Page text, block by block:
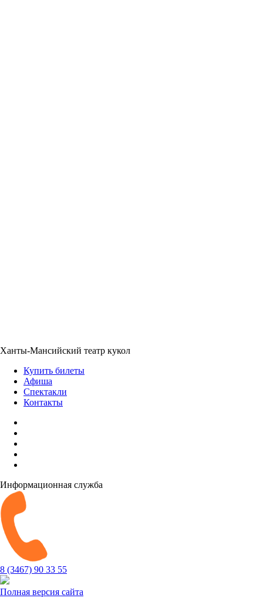
Ханты-Мансийский театр кукол
Купить билеты
Афиша
Спектакли
Контакты
Информационная служба
8 (3467) 90 33 55
Полная версия сайта